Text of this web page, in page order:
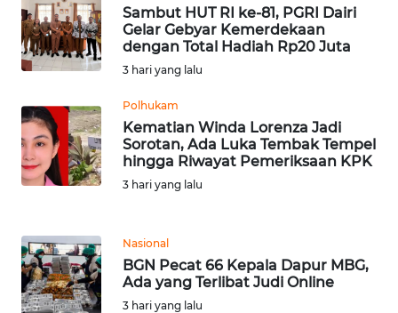
Sambut HUT RI ke-81, PGRI Dairi
Gelar Gebyar Kemerdekaan
dengan Total Hadiah Rp20 Juta
3 hari yang lalu
Polhukam
Kematian Winda Lorenza Jadi
Sorotan, Ada Luka Tembak Tempel
hingga Riwayat Pemeriksaan KPK
3 hari yang lalu
Nasional
BGN Pecat 66 Kepala Dapur MBG,
Ada yang Terlibat Judi Online
3 hari yang lalu
UTARA
WN
SAMOSIR
WN
PADANG
LAWAS
WN
CIANJUR